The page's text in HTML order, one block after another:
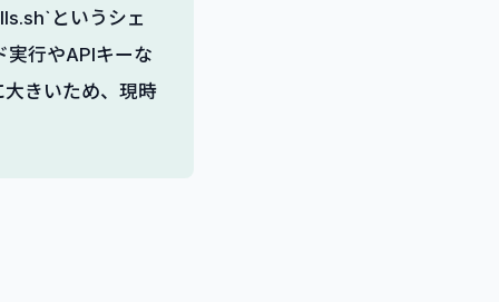
というシェ
実行やAPIキーな
きいため、現時